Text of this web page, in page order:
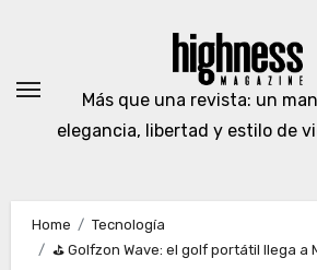
Más que una revista: un
elegancia, libertad y estilo de
Home
Tecnología
⛳ Golfzon Wave: el golf portátil llega a